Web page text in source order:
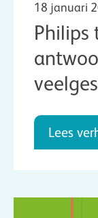
18 januari
Philips
Lees